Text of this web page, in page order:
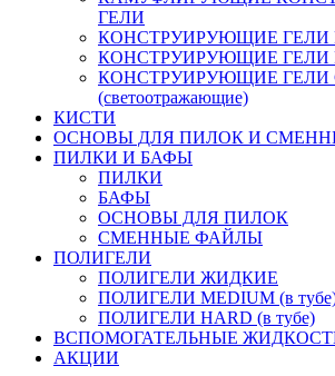
ГЕЛИ
КОНСТРУИРУЮЩИЕ ГЕЛИ
КОНСТРУИРУЮЩИЕ ГЕЛИ
КОНСТРУИРУЮЩИЕ ГЕЛИ
(светоотражающие)
КИСТИ
ОСНОВЫ ДЛЯ ПИЛОК И
ПИЛКИ И БАФЫ
ПИЛКИ
БАФЫ
ОСНОВЫ ДЛЯ ПИЛОК
СМЕННЫЕ ФАЙЛЫ
ПОЛИГЕЛИ
ПОЛИГЕЛИ ЖИДКИЕ
ПОЛИГЕЛИ MEDIUM (в
ПОЛИГЕЛИ HARD (в тубе)
ВСПОМОГАТЕЛЬНЫЕ
АКЦИИ